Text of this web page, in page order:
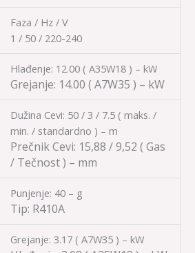
Faza / Hz / V
1 / 50 / 220-240
Hlađenje: 12.00 ( A35W18 ) – kW
Grejanje: 14.00 ( A7W35 ) – kW
Dužina Cevi: 50 / 3 / 7.5 ( maks. /
min. / standardno ) – m
Prečnik Cevi: 15,88 / 9,52 ( Gas
/ Tečnost ) – mm
Punjenje: 40 – g
Tip: R410A
Grejanje: 3.17 ( A7W35 ) – kW